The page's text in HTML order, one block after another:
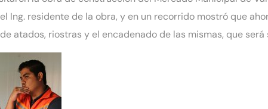
Ing. residente de la obra, y en un recorrido mostró que
atados, riostras y el encadenado de las mismas, que